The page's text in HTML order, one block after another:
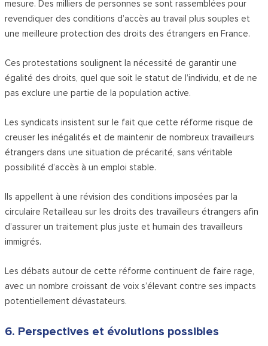
mesure. Des milliers de personnes se sont rassemblées pour
revendiquer des conditions d’accès au travail plus souples et
une meilleure protection des droits des étrangers en France.
Ces protestations soulignent la nécessité de garantir une
égalité des droits, quel que soit le statut de l’individu, et de ne
pas exclure une partie de la population active.
Les syndicats insistent sur le fait que cette réforme risque de
creuser les inégalités et de maintenir de nombreux travailleurs
étrangers dans une situation de précarité, sans véritable
possibilité d’accès à un emploi stable.
Ils appellent à une révision des conditions imposées par la
circulaire Retailleau sur les droits des travailleurs étrangers afin
d’assurer un traitement plus juste et humain des travailleurs
immigrés.
Les débats autour de cette réforme continuent de faire rage,
avec un nombre croissant de voix s’élevant contre ses impacts
potentiellement dévastateurs.
6. Perspectives et évolutions possibles